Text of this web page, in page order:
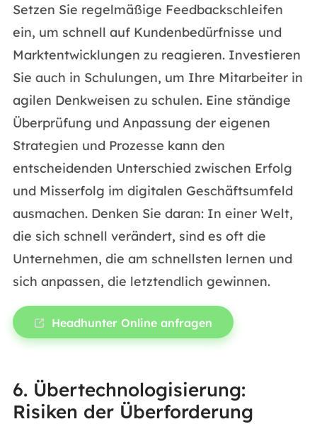
Setzen Sie regelmäßige Feedbackschleifen
ein, um schnell auf Kundenbedürfnisse und
Marktentwicklungen zu reagieren. Investieren
Sie auch in Schulungen, um Ihre Mitarbeiter in
agilen Denkweisen zu schulen. Eine ständige
Überprüfung und Anpassung der eigenen
Strategien und Prozesse kann den
entscheidenden Unterschied zwischen Erfolg
und Misserfolg im digitalen Geschäftsumfeld
ausmachen. Denken Sie daran: In einer Welt,
die sich schnell verändert, sind es oft die
Unternehmen, die am schnellsten lernen und
sich anpassen, die letztendlich gewinnen.
Headhunter Online anfragen
6. Übertechnologisierung:
Risiken der Überforderung